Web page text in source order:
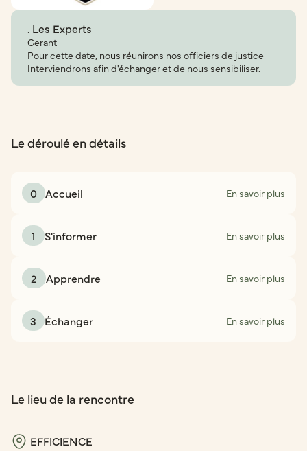
. Les Experts
Gerant
Pour cette date, nous réunirons nos officiers de justice
Interviendrons afin d'échanger et de nous sensibiliser.
Le déroulé en détails
0 Accueil En savoir plus
1 S'informer En savoir plus
2 Apprendre En savoir plus
3 Échanger En savoir plus
Le lieu de la rencontre
EFFICIENCE